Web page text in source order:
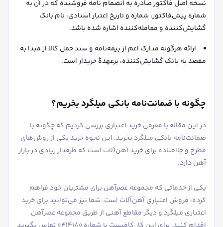
نسخه اصل فاکتور صادره به انضمام نامه فروشنده که در آن به
شماره پیش‌فاکتور، شماره و تاریخ اعتبار اسنادی، نام بانک
گشایش‌کننده و معامله‌کننده اشاره شده باشد.
ارائه هرگونه مدارک اعم از بیمه‌نامه و سند حمل کالا از مبدا به
مقصد به بانک گشایش‌کننده، برعهدۀ خریدار است.
چگونه با ضمانت‌نامه بانکی میلگرد بخریم؟
در این مقاله با معرفی خرید اعتباری بررسی کردیم که چگونه با
ضمانت‌نامه بانکی میلگرد بخرید. این نحوه خرید یکی از روش‌های
مطرح و جاافتاده برای خرید آهن‌آلات است که طرفدار زیادی در بازار
آهن دارد.
یکی از خدماتی که مجموعه عصرآهن برای مشتریان خود فراهم
کرده، فروش اعتباری آهن‌آلات است. شما نیز می‌توانید برای خرید
اعتباری میلگرد و دیگر مقاطع آهنی از طریق مجموعه عصرآهن